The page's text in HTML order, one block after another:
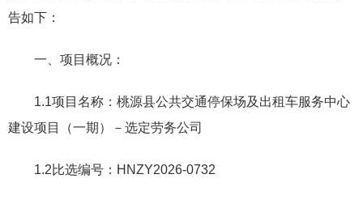
告如下：
一、项目概况：
1.1项目名称：桃源县公共交通停保场及出租车服务中心
建设项目（一期）－选定劳务公司
1.2比选编号：HNZY2026-0732